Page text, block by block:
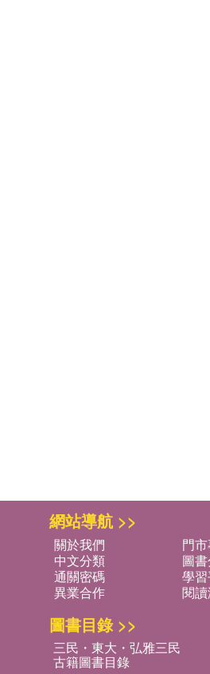
網站導航 >>
關於我們 門
中文分類
圖
通關密碼
學
異業合作
閱
圖書目錄 >>
三民・東大・弘雅三民
古籍圖書目錄